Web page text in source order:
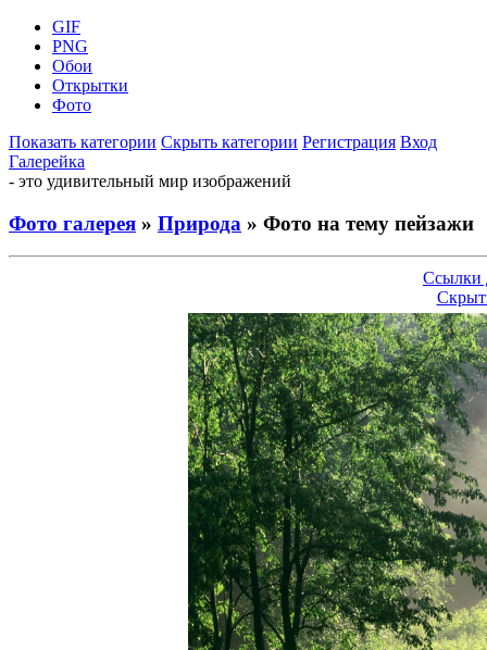
GIF
PNG
Обои
Открытки
Фото
Показать категории Скрыть категории Регистрация Вход
Галерейка
- это удивительный мир изображений
Фото галерея » Природа » Фото на тему пейзажи
Ссылки